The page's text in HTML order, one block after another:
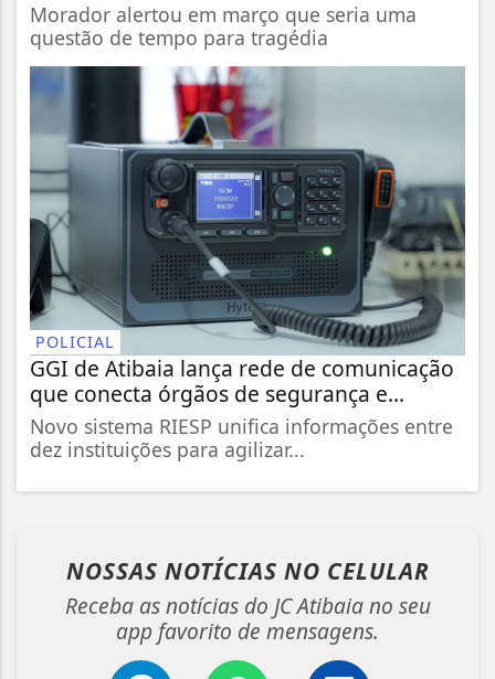
Morador alertou em março que seria uma
questão de tempo para tragédia
POLICIAL
GGI de Atibaia lança rede de comunicação
que conecta órgãos de segurança e...
Novo sistema RIESP unifica informações entre
dez instituições para agilizar...
NOSSAS NOTÍCIAS NO CELULAR
Receba as notícias do JC Atibaia no seu
app favorito de mensagens.